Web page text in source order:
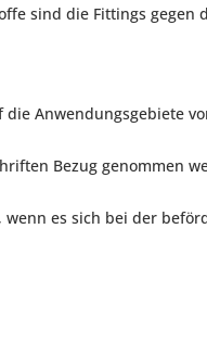
sind die Fittings
Anwendungsgebiete
Bezug genommen
es sich bei der